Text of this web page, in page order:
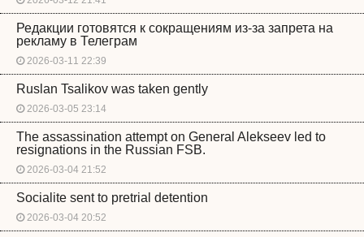
Редакции готовятся к сокращениям из-за запрета на
рекламу в Телеграм
2026-03-11 22:39
Ruslan Tsalikov was taken gently
2026-03-05 23:14
The assassination attempt on General Alekseev led to
resignations in the Russian FSB.
2026-03-04 21:52
Socialite sent to pretrial detention
2026-03-04 20:52